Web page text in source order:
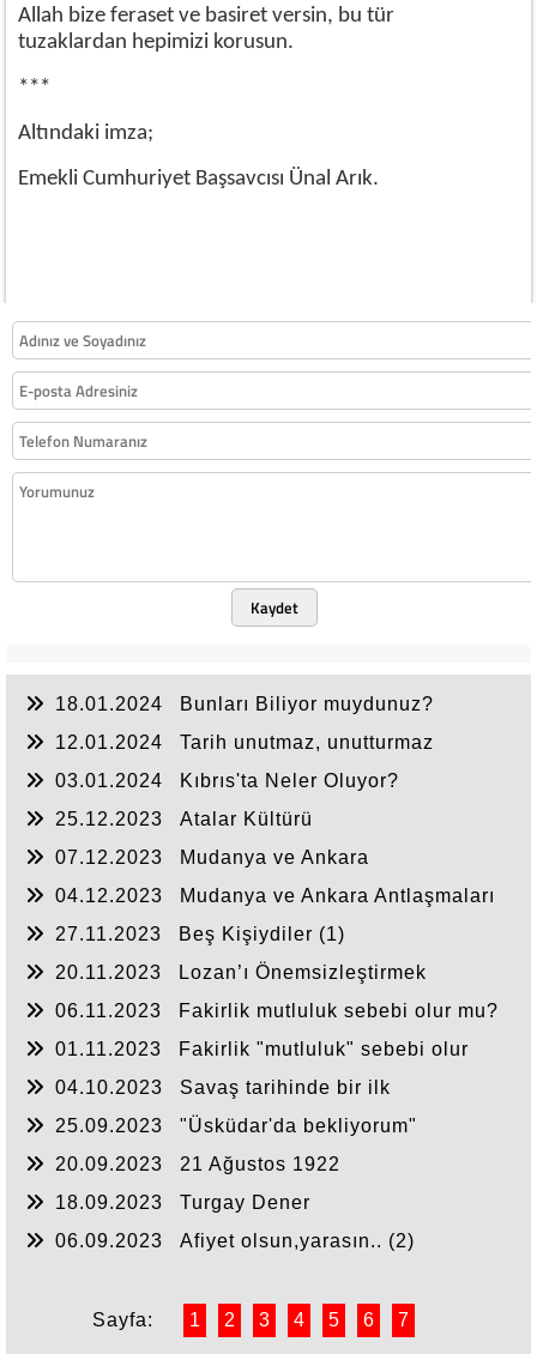
Allah bize feraset ve basiret versin, bu tür
tuzaklardan hepimizi korusun.
***
Altındaki imza;
Emekli Cumhuriyet Başsavcısı Ünal Arık.
Kaydet
18.01.2024
Bunları Biliyor muydunuz?
12.01.2024
Tarih unutmaz, unutturmaz
03.01.2024
Kıbrıs'ta Neler Oluyor?
25.12.2023
Atalar Kültürü
07.12.2023
Mudanya ve Ankara
04.12.2023
Mudanya ve Ankara Antlaşmaları
27.11.2023
Beş Kişiydiler (1)
20.11.2023
Lozan’ı Önemsizleştirmek
06.11.2023
Fakirlik mutluluk sebebi olur mu?
01.11.2023
Fakirlik "mutluluk" sebebi olur
04.10.2023
Savaş tarihinde bir ilk
25.09.2023
"Üsküdar'da bekliyorum"
20.09.2023
21 Ağustos 1922
18.09.2023
Turgay Dener
06.09.2023
Afiyet olsun,yarasın.. (2)
Sayfa: 1 2 3 4 5 6 7